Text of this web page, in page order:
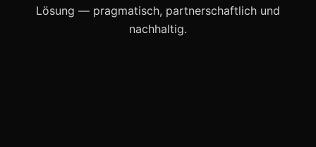
Lösung — pragmatisch, partnerschaftlich und
nachhaltig.